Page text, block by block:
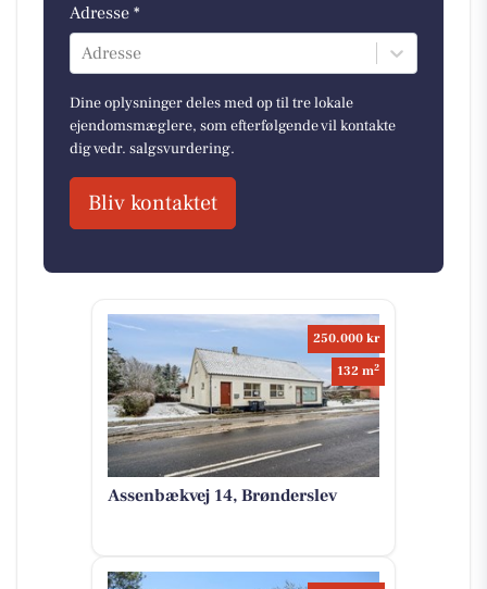
Adresse *
Adresse
Dine oplysninger deles med op til tre lokale
ejendomsmæglere, som efterfølgende vil kontakte
dig vedr. salgsvurdering.
Bliv kontaktet
250.000 kr
132 m2
Assenbækvej 14, Brønderslev